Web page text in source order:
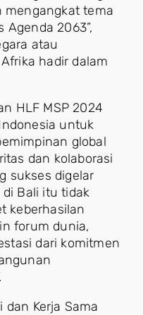
mengangkat tema
Agenda 2063”,
atau
hadir dalam
HLF MSP 2024
untuk
global
dan kolaborasi
sukses digelar
di Bali itu tidak
keberhasilan
forum dunia,
dari komitmen
dan Kerja Sama